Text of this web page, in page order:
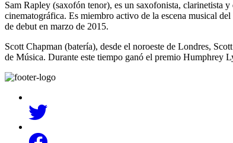
Sam Rapley (saxofón tenor), es un saxofonista, clarinetista
cinematográfica. Es miembro activo de la escena musical
de debut en marzo de 2015.
Scott Chapman (batería), desde el noroeste de Londres,
de Música. Durante este tiempo ganó el premio Humphrey